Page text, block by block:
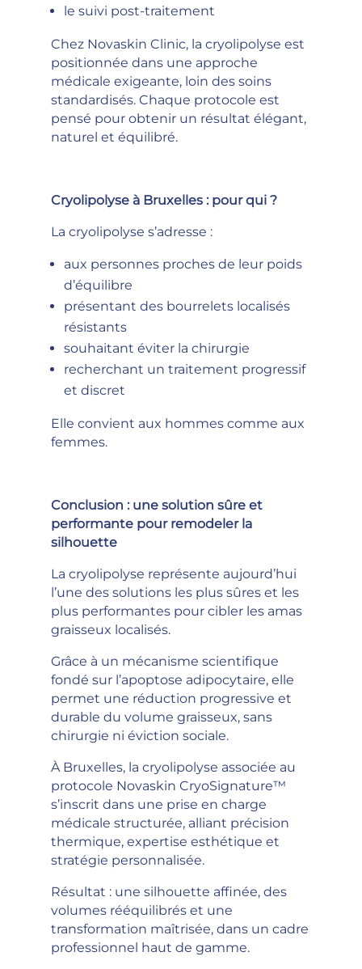
le suivi post-traitement
Chez Novaskin Clinic, la cryolipolyse est
positionnée dans une approche
médicale exigeante, loin des soins
standardisés. Chaque protocole est
pensé pour obtenir un résultat élégant,
naturel et équilibré.
Cryolipolyse à Bruxelles : pour qui ?
La cryolipolyse s’adresse :
aux personnes proches de leur poids
d’équilibre
présentant des bourrelets localisés
résistants
souhaitant éviter la chirurgie
recherchant un traitement progressif
et discret
Elle convient aux hommes comme aux
femmes.
Conclusion : une solution sûre et
performante pour remodeler la
silhouette
La cryolipolyse représente aujourd’hui
l’une des solutions les plus sûres et les
plus performantes pour cibler les amas
graisseux localisés.
Grâce à un mécanisme scientifique
fondé sur l’apoptose adipocytaire, elle
permet une réduction progressive et
durable du volume graisseux, sans
chirurgie ni éviction sociale.
À Bruxelles, la cryolipolyse associée au
protocole Novaskin CryoSignature™
s’inscrit dans une prise en charge
médicale structurée, alliant précision
thermique, expertise esthétique et
stratégie personnalisée.
Résultat : une silhouette affinée, des
volumes rééquilibrés et une
transformation maîtrisée, dans un cadre
professionnel haut de gamme.